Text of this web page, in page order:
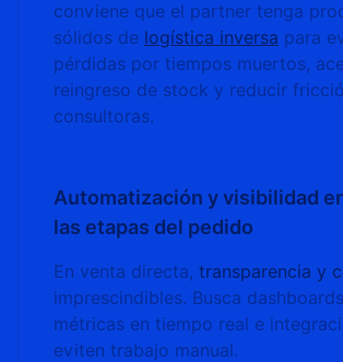
conviene que el partner tenga
sólidos de logística inversa para
pérdidas por tiempos muertos,
reingreso de stock y reducir
consultoras.
Automatización y visibilidad
las etapas del pedido
En venta directa, transparencia y
imprescindibles. Busca
métricas en tiempo real e
eviten trabajo manual.